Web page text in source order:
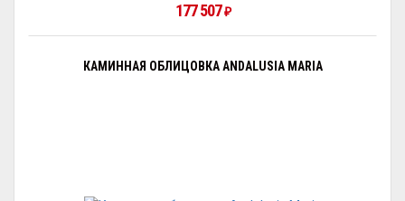
177 507 ₽
КАМИННАЯ ОБЛИЦОВКА ANDALUSIA MARIA